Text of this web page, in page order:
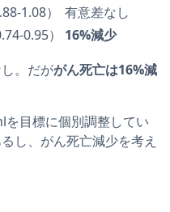
1.08）
有意差なし
0.95）
16%減少
。だががん死亡は16%減
目標に個別調整してい
し、がん死亡減少を考え